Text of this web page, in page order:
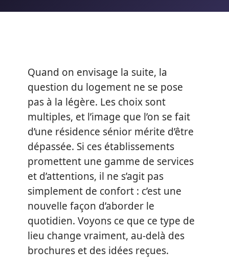
Quand on envisage la suite, la
question du logement ne se pose
pas à la légère. Les choix sont
multiples, et l’image que l’on se fait
d’une résidence sénior mérite d’être
dépassée. Si ces établissements
promettent une gamme de services
et d’attentions, il ne s’agit pas
simplement de confort : c’est une
nouvelle façon d’aborder le
quotidien. Voyons ce que ce type de
lieu change vraiment, au-delà des
brochures et des idées reçues.